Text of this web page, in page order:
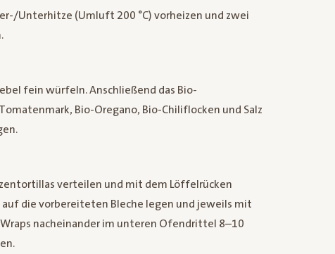
Unterhitze (Umluft 200 °C) vorheizen und zwei
fein würfeln. Anschließend das Bio-
Bio-Oregano, Bio-Chiliflocken und Salz
verteilen und mit dem Löffelrücken
die vorbereiteten Bleche legen und jeweils mit
nacheinander im unteren Ofendrittel 8–10